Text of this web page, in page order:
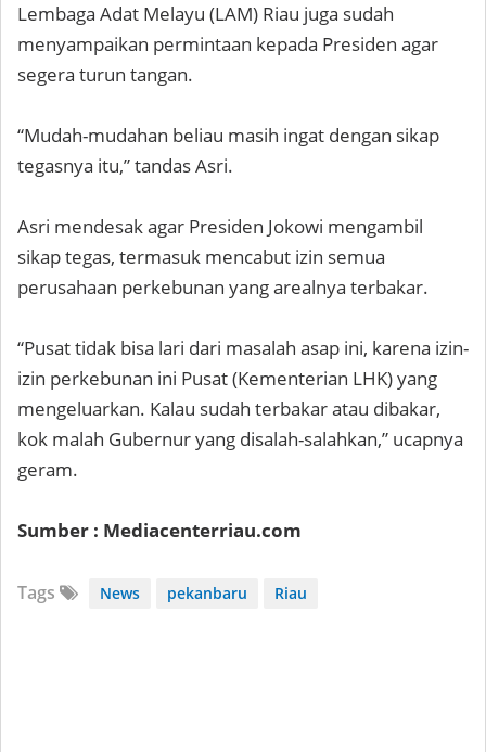
Lembaga Adat Melayu (LAM) Riau juga sudah
menyampaikan permintaan kepada Presiden agar
segera turun tangan.
“Mudah-mudahan beliau masih ingat dengan sikap
tegasnya itu,” tandas Asri.
Asri mendesak agar Presiden Jokowi mengambil
sikap tegas, termasuk mencabut izin semua
perusahaan perkebunan yang arealnya terbakar.
“Pusat tidak bisa lari dari masalah asap ini, karena izin-
izin perkebunan ini Pusat (Kementerian LHK) yang
mengeluarkan. Kalau sudah terbakar atau dibakar,
kok malah Gubernur yang disalah-salahkan,” ucapnya
geram.
Sumber : Mediacenterriau.com
Tags News pekanbaru Riau